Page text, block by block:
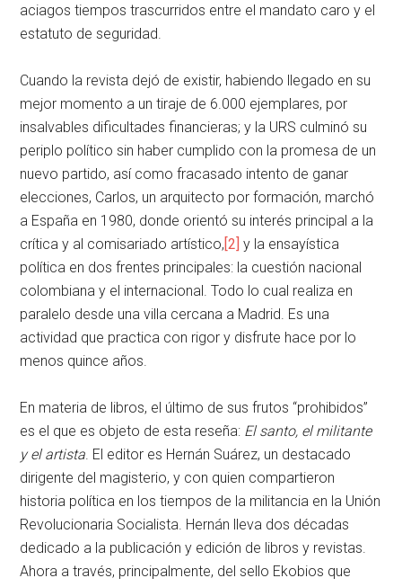
aciagos tiempos trascurridos entre el mandato caro y el
estatuto de seguridad.
Cuando la revista dejó de existir, habiendo llegado en su
mejor momento a un tiraje de 6.000 ejemplares, por
insalvables dificultades financieras; y la URS culminó su
periplo político sin haber cumplido con la promesa de un
nuevo partido, así como fracasado intento de ganar
elecciones, Carlos, un arquitecto por formación, marchó
a España en 1980, donde orientó su interés principal a la
crítica y al comisariado artístico,[2] y la ensayística
política en dos frentes principales: la cuestión nacional
colombiana y el internacional. Todo lo cual realiza en
paralelo desde una villa cercana a Madrid. Es una
actividad que practica con rigor y disfrute hace por lo
menos quince años.
En materia de libros, el último de sus frutos “prohibidos”
es el que es objeto de esta reseña: El santo, el militante
y el artista . El editor es Hernán Suárez, un destacado
dirigente del magisterio, y con quien compartieron
historia política en los tiempos de la militancia en la Unión
Revolucionaria Socialista. Hernán lleva dos décadas
dedicado a la publicación y edición de libros y revistas.
Ahora a través, principalmente, del sello Ekobios que